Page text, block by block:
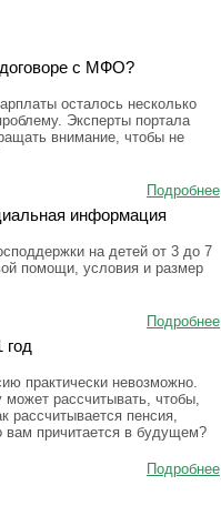
с МФО?
осталось несколько
Эксперты портала
внимание, чтобы не
Подробнее
информация
на детей от 3 до 7
помощи, условия и размер
Подробнее
год
практически невозможно.
рассчитывать, чтобы,
рассчитывается пенсия,
вам причитается в будущем?
Подробнее